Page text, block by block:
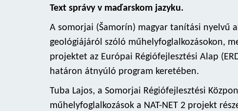
Text správy v maďarskom jazyku.
A somorjai (Šamorín) magyar tanítási nyelvű
geológiájáról szóló műhelyfoglalkozásokon,
projektet az Európai Régiófejlesztési Alap
határon átnyúló program keretében.
Tuba Lajos, a Somorjai Régiófejlesztési
műhelyfoglalkozások a NAT-NET 2 projekt